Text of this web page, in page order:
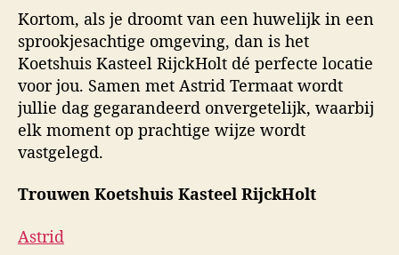
Kortom, als je droomt van een huwelijk in een
sprookjesachtige omgeving, dan is het
Koetshuis Kasteel RijckHolt dé perfecte locatie
voor jou. Samen met Astrid Termaat wordt
jullie dag gegarandeerd onvergetelijk, waarbij
elk moment op prachtige wijze wordt
vastgelegd.
Trouwen Koetshuis Kasteel RijckHolt
Astrid